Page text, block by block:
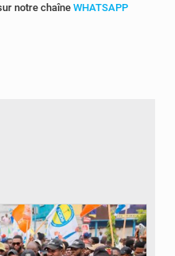
notre chaîne WHATSAPP